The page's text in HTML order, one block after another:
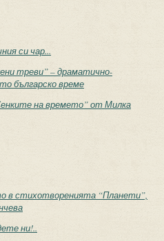
си чар...
треви” – драматично-
българско време
на времето” от Милка
в стихотворенията “Планети”,
ни!..